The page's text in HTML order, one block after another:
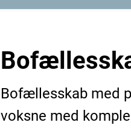
Bofællesskab med
voksne med